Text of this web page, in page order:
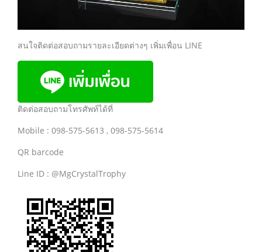
สนใจติดต่อสอบถามรายละเอียดต่างๆ เพิ่มเพื่อน LINE
ติดต่อสอบถามโทรศัพท์ได้ที่
Mobile : 098-575-5613 , 098-575-5614
QR barcode
Line ID : @MgCrystalTrophy